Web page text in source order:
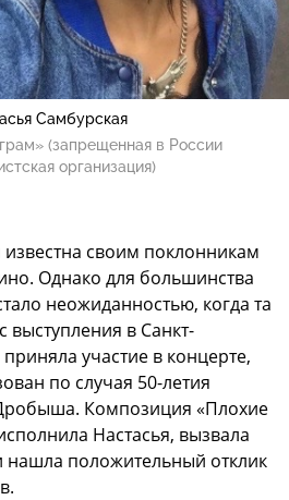
Самбурская
(запрещенная в России
организация)
известна своим поклонникам
Однако для большинства
неожиданностью, когда та
выступления в Санкт-
участие в концерте,
по случая 50-летия
Композиция «Плохие
Настасья, вызвала
нашла положительный отклик